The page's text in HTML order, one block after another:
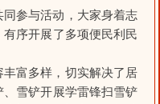
参与活动，大家身着志
序开展了多项便民利民
富多样，切实解决了居
雪铲开展学雷锋扫雪铲